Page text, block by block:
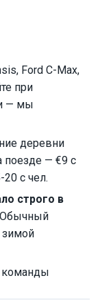
Ford C-Max,
при
— мы
деревни
поезде — €9 с
с чел.
строго в
Обычный
зимой
команды